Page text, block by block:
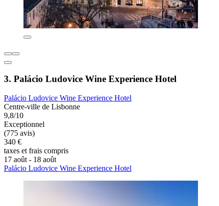
3. Palácio Ludovice Wine Experience Hotel
Palácio Ludovice Wine Experience Hotel
Centre-ville de Lisbonne
9,8/10
Exceptionnel
(775 avis)
340 €
taxes et frais compris
17 août - 18 août
Palácio Ludovice Wine Experience Hotel